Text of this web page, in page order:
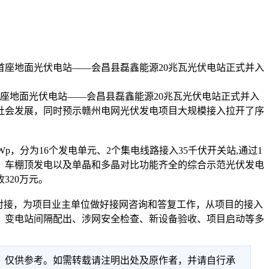
座地面光伏电站——会昌县磊鑫能源20兆瓦光伏电站正式并入
地面光伏电站——会昌县磊鑫能源20兆瓦光伏电站正式并入
发展，同时预示赣州电网光伏发电项目大规模接入拉开了序
分为16个发电单元、2个集电线路接入35千伏开关站,通过1
棚顶发电以及单晶和多晶对比功能齐全的综合示范光伏发电
万元。
，为项目业主单位做好接网咨询和答复工作，从项目的接入
电站间隔配出、涉网安全检查、新设备验收、项目启动等多
供参考。如需转载请注明出处及原作者，并请自行承